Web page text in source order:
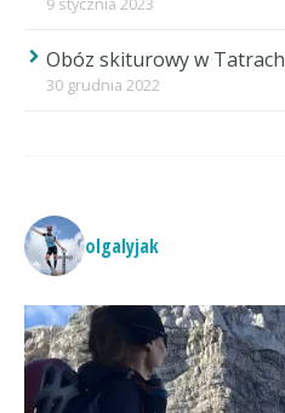
Obóz skiturowy w Tatrach
30 grudnia 2022
olgalyjak